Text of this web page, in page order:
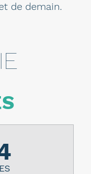
de demain.